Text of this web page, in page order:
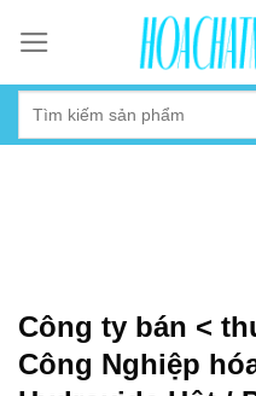
content
Công ty bán <
Công Nghiệp